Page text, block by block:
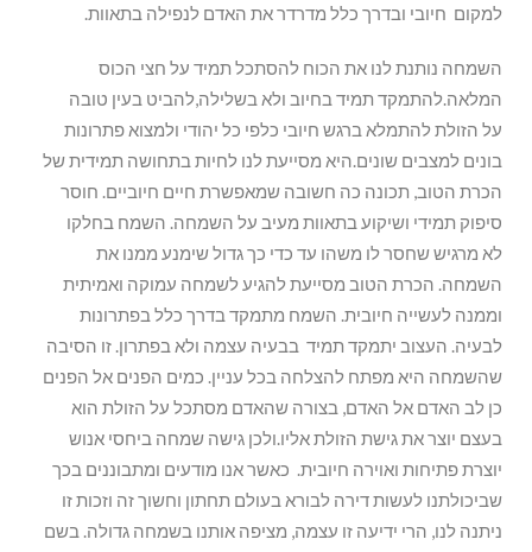
למקום חיובי ובדרך כלל מדרדר את האדם לנפילה בתאוות.
השמחה נותנת לנו את הכוח להסתכל תמיד על חצי הכוס
המלאה.להתמקד תמיד בחיוב ולא בשלילה,להביט בעין טובה
על הזולת להתמלא ברגש חיובי כלפי כל יהודי ולמצוא פתרונות
בונים למצבים שונים.היא מסייעת לנו לחיות בתחושה תמידית של
הכרת הטוב, תכונה כה חשובה שמאפשרת חיים חיוביים. חוסר
סיפוק תמידי ושיקוע בתאוות מעיב על השמחה. השמח בחלקו
לא מרגיש שחסר לו משהו עד כדי כך גדול שימנע ממנו את
השמחה. הכרת הטוב מסייעת להגיע לשמחה עמוקה ואמיתית
וממנה לעשייה חיובית. השמח מתמקד בדרך כלל בפתרונות
לבעיה. העצוב יתמקד תמיד בבעיה עצמה ולא בפתרון. זו הסיבה
שהשמחה היא מפתח להצלחה בכל עניין. כמים הפנים אל הפנים
כן לב האדם אל האדם, בצורה שהאדם מסתכל על הזולת הוא
בעצם יוצר את גישת הזולת אליו.ולכן גישה שמחה ביחסי אנוש
יוצרת פתיחות ואוירה חיובית. כאשר אנו מודעים ומתבוננים בכך
שביכולתנו לעשות דירה לבורא בעולם תחתון וחשוך זה וזכות זו
ניתנה לנו, הרי ידיעה זו עצמה, מציפה אותנו בשמחה גדולה. בשם